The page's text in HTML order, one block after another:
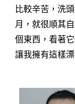
比較辛苦，洗
月，就很順其
個東西，看著
讓我擁有這樣